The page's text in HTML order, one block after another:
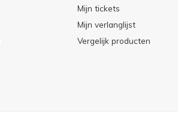
Mijn tickets
Mijn verlanglijst
Vergelijk producten